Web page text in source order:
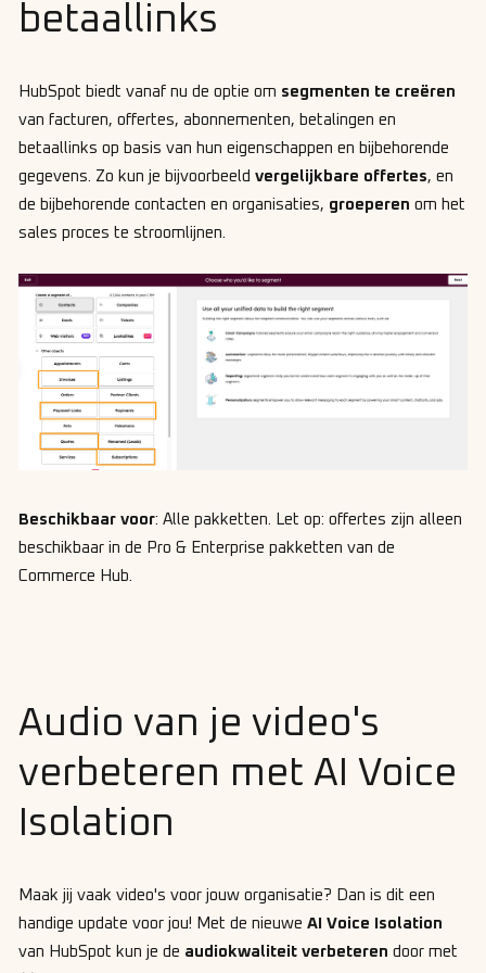
betaallinks
HubSpot biedt vanaf nu de optie om segmenten te creëren
van facturen, offertes, abonnementen, betalingen en
betaallinks op basis van hun eigenschappen en bijbehorende
gegevens. Zo kun je bijvoorbeeld vergelijkbare offertes, en
de bijbehorende contacten en organisaties, groeperen om het
sales proces te stroomlijnen.
Beschikbaar voor: Alle pakketten. Let op: offertes zijn alleen
beschikbaar in de Pro & Enterprise pakketten van de
Commerce Hub.
Audio van je video's
verbeteren met AI Voice
Isolation
Maak jij vaak video's voor jouw organisatie? Dan is dit een
handige update voor jou! Met de nieuwe AI Voice Isolation
van HubSpot kun je de audiokwaliteit verbeteren door met